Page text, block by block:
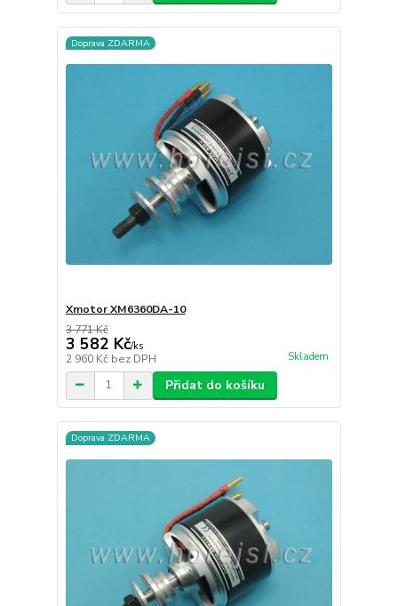
Doprava ZDARMA
Xmotor XM6360DA-10
3 771 Kč
3 582 Kč/ks
2 960 Kč bez DPH Skladem
Přidat do košíku
Doprava ZDARMA